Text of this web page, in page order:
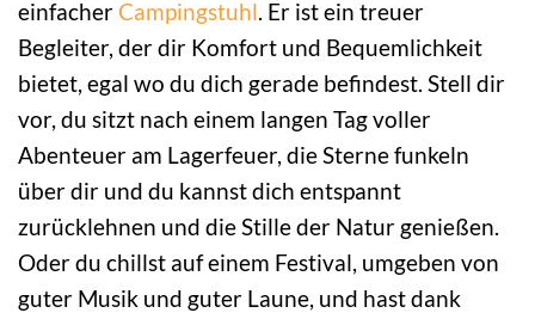
einfacher Campingstuhl. Er ist ein treuer
Begleiter, der dir Komfort und Bequemlichkeit
bietet, egal wo du dich gerade befindest. Stell dir
vor, du sitzt nach einem langen Tag voller
Abenteuer am Lagerfeuer, die Sterne funkeln
über dir und du kannst dich entspannt
zurücklehnen und die Stille der Natur genießen.
Oder du chillst auf einem Festival, umgeben von
guter Musik und guter Laune, und hast dank